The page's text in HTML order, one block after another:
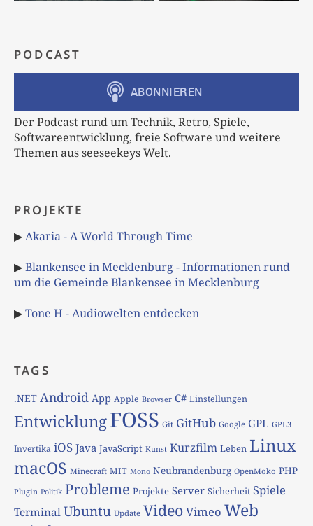
PODCAST
Der Podcast rund um Technik, Retro, Spiele,
Softwareentwicklung, freie Software und weitere
Themen aus seeseekeys Welt.
PROJEKTE
▶Akaria - A World Through Time
▶Blankensee in Mecklenburg - Informationen rund
um die Gemeinde Blankensee in Mecklenburg
▶Tone H - Audiowelten entdecken
TAGS
.NET Android App Apple Browser C# Einstellungen
EntwicklungFOSS Git GitHub Google GPL GPL3
Invertika iOS Java JavaScript Kunst Kurzfilm Leben Linux
macOS Minecraft MIT Mono Neubrandenburg OpenMoko PHP
Plugin Politik Probleme Projekte Server Sicherheit Spiele
TerminalUbuntu Update VideoVimeo Web